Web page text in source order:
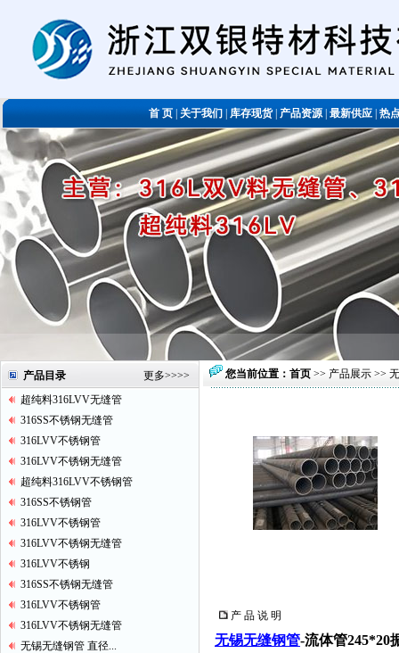
首 页关于我们库存现货|产品资源|最新供应|热
产品目录 更多>>>>
超纯料316LVV无缝管
316SS不锈钢无缝管
316LVV不锈钢管
316LVV不锈钢无缝管
超纯料316LVV不锈钢管
316SS不锈钢管
316LVV不锈钢管
316LVV不锈钢无缝管
316LVV不锈钢
316SS不锈钢无缝管
316LVV不锈钢管
316LVV不锈钢无缝管
无锡无缝钢管 直径...
您当前位置： 首页 >> 产品展示 >>
产 品 说 明
无锡无缝钢管-流体管245*20